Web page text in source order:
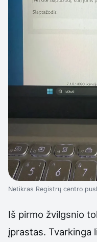
Netikras Registrų centro
Iš pirmo žvilgsnio
įprastas. Tvarkinga